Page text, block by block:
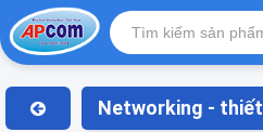
Networking -